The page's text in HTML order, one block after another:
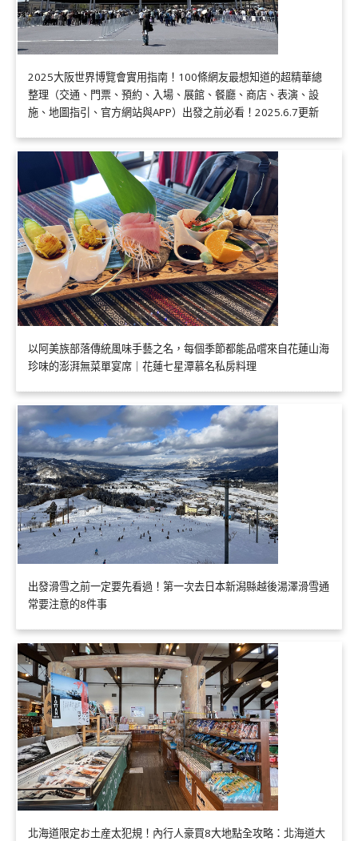
2025大阪世界博覽會實用指南！100條網友最想知道的超精華總
整理（交通、門票、預約、入場、展館、餐廳、商店、表演、設
施、地圖指引、官方網站與APP）出發之前必看！2025.6.7更新
以阿美族部落傳統風味手藝之名，每個季節都能品嚐來自花蓮山海
珍味的澎湃無菜單宴席｜花蓮七星潭慕名私房料理
出發滑雪之前一定要先看過！第一次去日本新潟縣越後湯澤滑雪通
常要注意的8件事
北海道限定お土産太犯規！內行人豪買8大地點全攻略：北海道大